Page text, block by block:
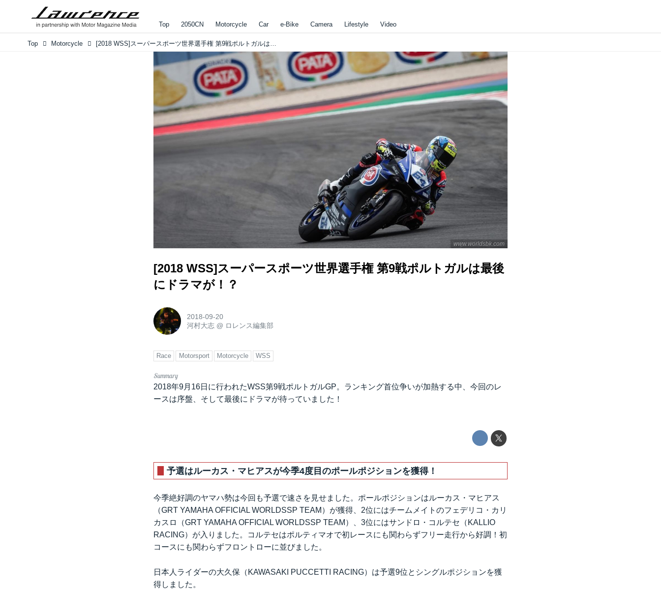
Top 2050CN Motorcycle Car e-Bike Camera Lifestyle Video
Top Motorcycle [2018 WSS]スーパースポーツ世界選手権 第9戦ポルトガルは最後にドラマが！？
www.worldsbk.com
[2018 WSS]スーパースポーツ世界選手権 第9戦ポルトガルは最後
にドラマが！？
2018-09-20
河村大志 @ ロレンス編集部
Race Motorsport Motorcycle WSS
2018年9月16日に行われたWSS第9戦ポルトガルGP。ランキング首位争いが加熱する中、今回のレ
ースは序盤、そして最後にドラマが待っていました！
予選はルーカス・マヒアスが今季4度目のポールポジションを獲得！
今季絶好調のヤマハ勢は今回も予選で速さを見せました。ポールポジションはルーカス・マヒアス
（GRT YAMAHA OFFICIAL WORLDSSP TEAM）が獲得、2位にはチームメイトのフェデリコ・カリ
カスロ（GRT YAMAHA OFFICIAL WORLDSSP TEAM）、3位にはサンドロ・コルテセ（KALLIO
RACING）が入りました。コルテセはポルティマオで初レースにも関わらずフリー走行から好調！初
コースにも関わらずフロントローに並びました。
日本人ライダーの大久保（KAWASAKI PUCCETTI RACING）は予選9位とシングルポジションを獲
得しました。